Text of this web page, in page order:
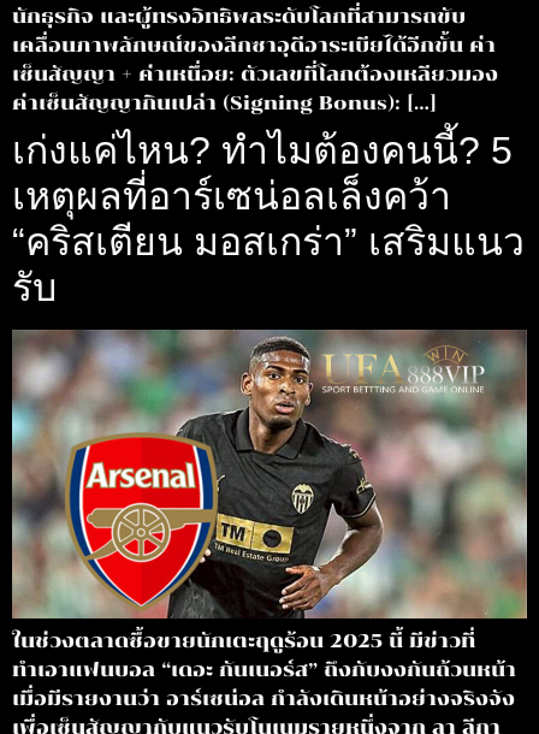
นักธุรกิจ และผู้ทรงอิทธิพลระดับโลกที่สามารถขับ
เคลื่อนภาพลักษณ์ของลีกซาอุดีอาระเบียได้อีกขั้น ค่า
เซ็นสัญญา + ค่าเหนื่อย: ตัวเลขที่โลกต้องเหลียวมอง
ค่าเซ็นสัญญากินเปล่า (Signing Bonus): […]
เก่งแค่ไหน? ทำไมต้องคนนี้? 5
เหตุผลที่อาร์เซน่อลเล็งคว้า
“คริสเตียน มอสเกร่า” เสริมแนว
รับ
ในช่วงตลาดซื้อขายนักเตะฤดูร้อน 2025 นี้ มีข่าวที่
ทำเอาแฟนบอล “เดอะ กันเนอร์ส” ถึงกับงงกันถ้วนหน้า
เมื่อมีรายงานว่า อาร์เซน่อล กำลังเดินหน้าอย่างจริงจัง
เพื่อเซ็นสัญญากับแนวรับโนเนมรายหนึ่งจาก ลา ลีกา